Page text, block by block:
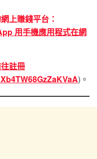
上賺錢平台：
用手機應用程式在網
註冊
)。​